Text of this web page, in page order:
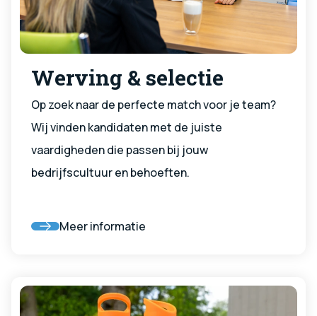
Werving & selectie
Op zoek naar de perfecte match voor je team?
Wij vinden kandidaten met de juiste
vaardigheden die passen bij jouw
bedrijfscultuur en behoeften.
Meer informatie